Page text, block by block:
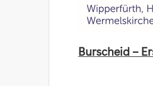
Burscheid –